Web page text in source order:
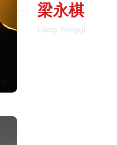
梁永棋
Liang Yongqi